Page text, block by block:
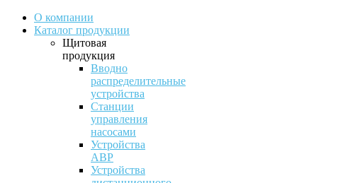
О компании
Каталог продукции
Щитовая
продукция
Вводно
распределительные
устройства
Станции
управления
насосами
Устройства
АВР
Устройства